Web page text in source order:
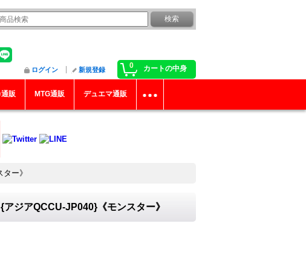
0 カートの中身
ログイン 新規登録
販 MTG通販 デュエマ通販
ー》
ジアQCCU-JP040}《モンスター》